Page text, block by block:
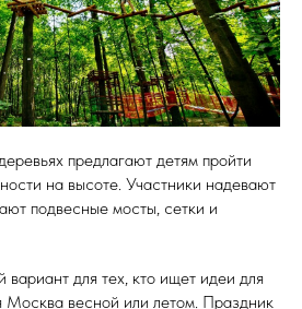
предлагают детям пройти
на высоте. Участники надевают
подвесные мосты, сетки и
для тех, кто ищет идеи для
Москва весной или летом. Праздник